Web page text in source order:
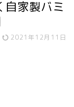
家製バミ
2021年12月11日